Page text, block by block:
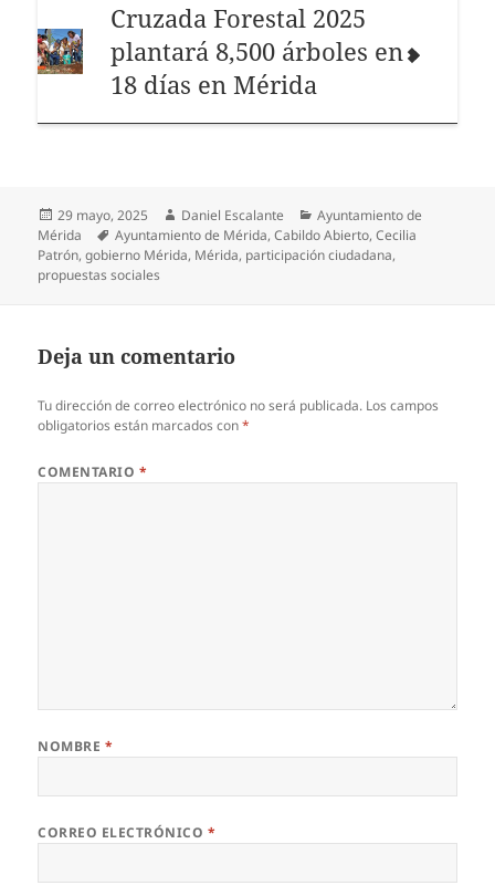
Cruzada Forestal 2025
plantará 8,500 árboles en
18 días en Mérida
Publicado
el
29 mayo, 2025 Autor
Daniel Escalante Categorías
Ayuntamiento de
Mérida
Etiquetas
Ayuntamiento de Mérida,Cabildo Abierto,Cecilia
Patrón,gobierno Mérida, Mérida, participación ciudadana,
propuestas sociales
Deja un comentario
Tu dirección de correo electrónico no será publicada. Los campos
obligatorios están marcados con*
COMENTARIO *
NOMBRE *
CORREO ELECTRÓNICO *